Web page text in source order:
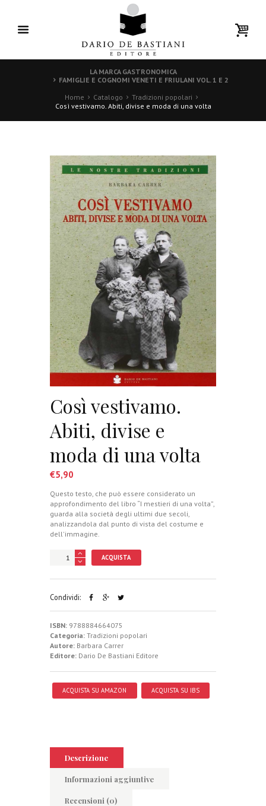
LA MARCA GASTRONOMICA
FAMIGLIE E COGNOMI VENETI E FRIULANI VOL. 1 E 2
Home
Catalogo
Tradizioni popolari
Così vestivamo. Abiti, divise e moda di una volta
Così vestivamo.
Abiti, divise e
moda di una volta
€5,90
Questo testo, che può essere considerato un
approfondimento del libro “I mestieri di una volta”,
guarda alla società degli ultimi due secoli,
analizzandola dal punto di vista del costume e
dell'immagine.
ACQUISTA
Condividi:
ISBN: 9788884664075
Categoria: Tradizioni popolari
Autore: Barbara Carrer
Editore: Dario De Bastiani Editore
ACQUISTA SU AMAZON ACQUISTA SU IBS
Descrizione
Informazioni aggiuntive
Recensioni (0)